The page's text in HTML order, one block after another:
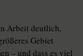
Arbeit deutlich,
Gebiet
– und dass es viel